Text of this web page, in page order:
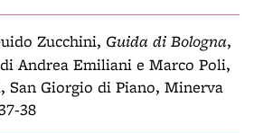
Zucchini, Guida di Bologna,
Andrea Emiliani e Marco Poli,
San Giorgio di Piano, Minerva
38